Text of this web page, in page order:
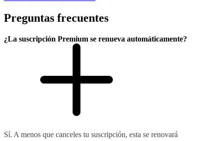
Preguntas frecuentes
¿La suscripción Premium se renueva automáticamente?
Sí. A menos que canceles tu suscripción, esta se renovará